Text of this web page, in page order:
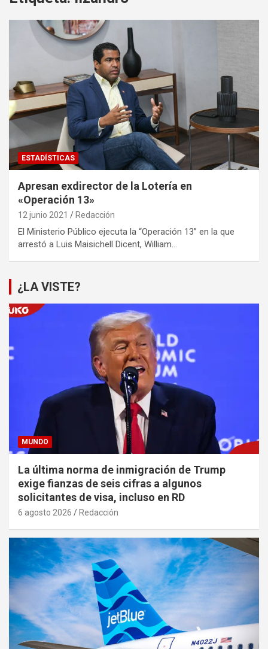
ESTADÍSTICAS
Apresan exdirector de la Lotería en
«Operación 13»
12 junio 2021 Redacción
El Ministerio Público ejecuta la “Operación 13” en la que
arrestó a Luis Maisichell Dicent, William…
¿LA VISTE?
MUNDO
La última norma de inmigración de Trump
exige fianzas de seis cifras a algunos
solicitantes de visa, incluso en RD
6 agosto 2026 Redacción